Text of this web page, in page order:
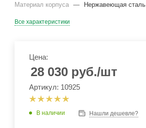
Материал корпуса — Нержавеющая сталь
Все характеристики
Цена:
28 030 руб./шт
Артикул: 10925
В наличии Нашли дешевле?